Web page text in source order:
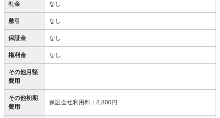
礼金 なし
敷引 なし
保証金 なし
権利金 なし
その他月額
費用
その他初期
費用
保証会社利用料 ： 8,800円